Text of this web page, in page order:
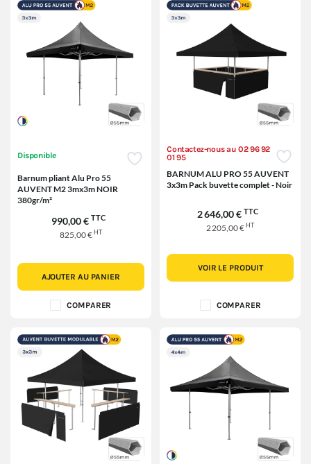
Disponible
Barnum pliant Alu Pro 55
AUVENT M2 3mx3m NOIR
380gr/m²
990,00 € TTC
825,00 €HT
AJOUTER AU PANIER
COMPARER
Contactez-nous au 02 96 92
01 95
BARNUM ALU PRO 55 AUVENT
3x3m Pack buvette complet - Noir
2 646,00 € TTC
2 205,00 €HT
VOIR LE PRODUIT
COMPARER